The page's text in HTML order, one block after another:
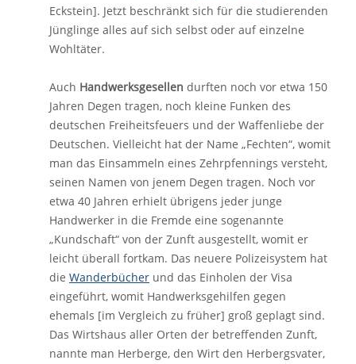
Eckstein]. Jetzt beschränkt sich für die studierenden
Jünglinge alles auf sich selbst oder auf einzelne
Wohltäter.
Auch Handwerksgesellen durften noch vor etwa 150
Jahren Degen tragen, noch kleine Funken des
deutschen Freiheitsfeuers und der Waffenliebe der
Deutschen. Vielleicht hat der Name „Fechten“, womit
man das Einsammeln eines Zehrpfennings versteht,
seinen Namen von jenem Degen tragen. Noch vor
etwa 40 Jahren erhielt übrigens jeder junge
Handwerker in die Fremde eine sogenannte
„Kundschaft“ von der Zunft ausgestellt, womit er
leicht überall fortkam. Das neuere Polizeisystem hat
die Wanderbücher und das Einholen der Visa
eingeführt, womit Handwerksgehilfen gegen
ehemals [im Vergleich zu früher] groß geplagt sind.
Das Wirtshaus aller Orten der betreffenden Zunft,
nannte man Herberge, den Wirt den Herbergsvater,